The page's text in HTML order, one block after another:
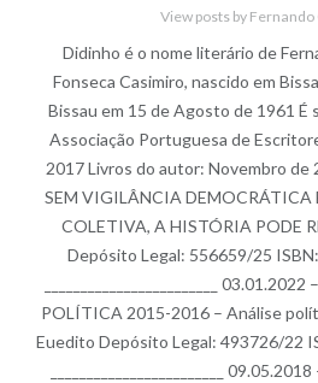
View posts by
Didinho é o nome literário de
Fonseca Casimiro, nascido em
Bissau em 15 de Agosto de 1961 É
Associação Portuguesa de
2017 Livros do autor: Novembro de
SEM VIGILÂNCIA DEMOCRÁTICA
COLETIVA, A HISTÓRIA PODE
Depósito Legal: 556659/25
________________________
POLÍTICA 2015-2016 – Análise
Euedito Depósito Legal: 493726/22
________________________